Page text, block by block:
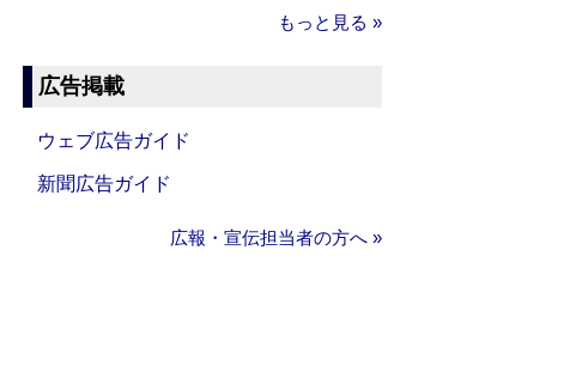
もっと見る »
広告掲載
ウェブ広告ガイド
新聞広告ガイド
広報・宣伝担当者の方へ »